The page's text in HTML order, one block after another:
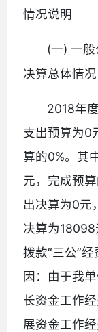
情况说明
(一)一
决算总体情况
2018年
支出预算为0
算的0%。其
元，完成预
出决算为0元
决算为
拨款“三公”
因：由于我
长资金工作
展资金工作